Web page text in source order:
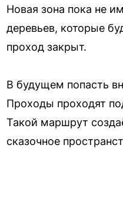
Новая зона пока не
деревьев, которые
проход закрыт.
В будущем попасть
Проходы проходят
Такой маршрут
сказочное